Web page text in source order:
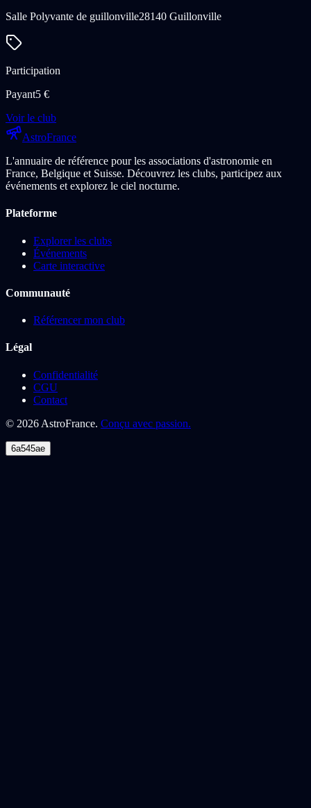
Salle Polyvante de guillonville28140 Guillonville
Participation
Payant5 €
Voir le club
AstroFrance
L'annuaire de référence pour les associations d'astronomie en
France, Belgique et Suisse. Découvrez les clubs, participez aux
événements et explorez le ciel nocturne.
Plateforme
Explorer les clubs
Événements
Carte interactive
Communauté
Référencer mon club
Légal
Confidentialité
CGU
Contact
© 2026 AstroFrance. Conçu avec passion.
6a545ae